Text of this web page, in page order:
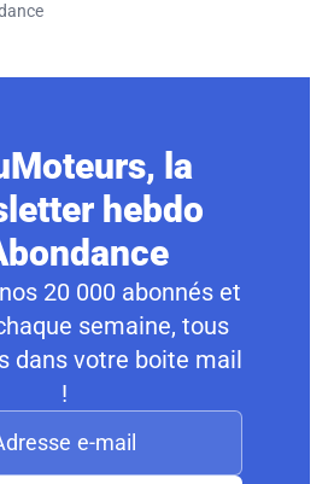
la
hebdo
20 000 abonnés et
semaine, tous
dans votre boite mail
!